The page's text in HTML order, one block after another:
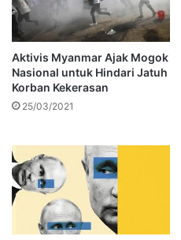
Aktivis Myanmar Ajak Mogok
Nasional untuk Hindari Jatuh
Korban Kekerasan
25/03/2021